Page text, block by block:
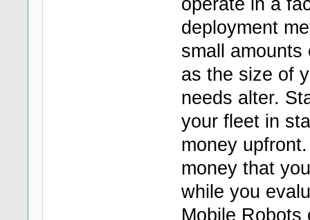
deployment
small
as the size of
needs alter.
your fleet in
money
money that
while you
Mobile Robots